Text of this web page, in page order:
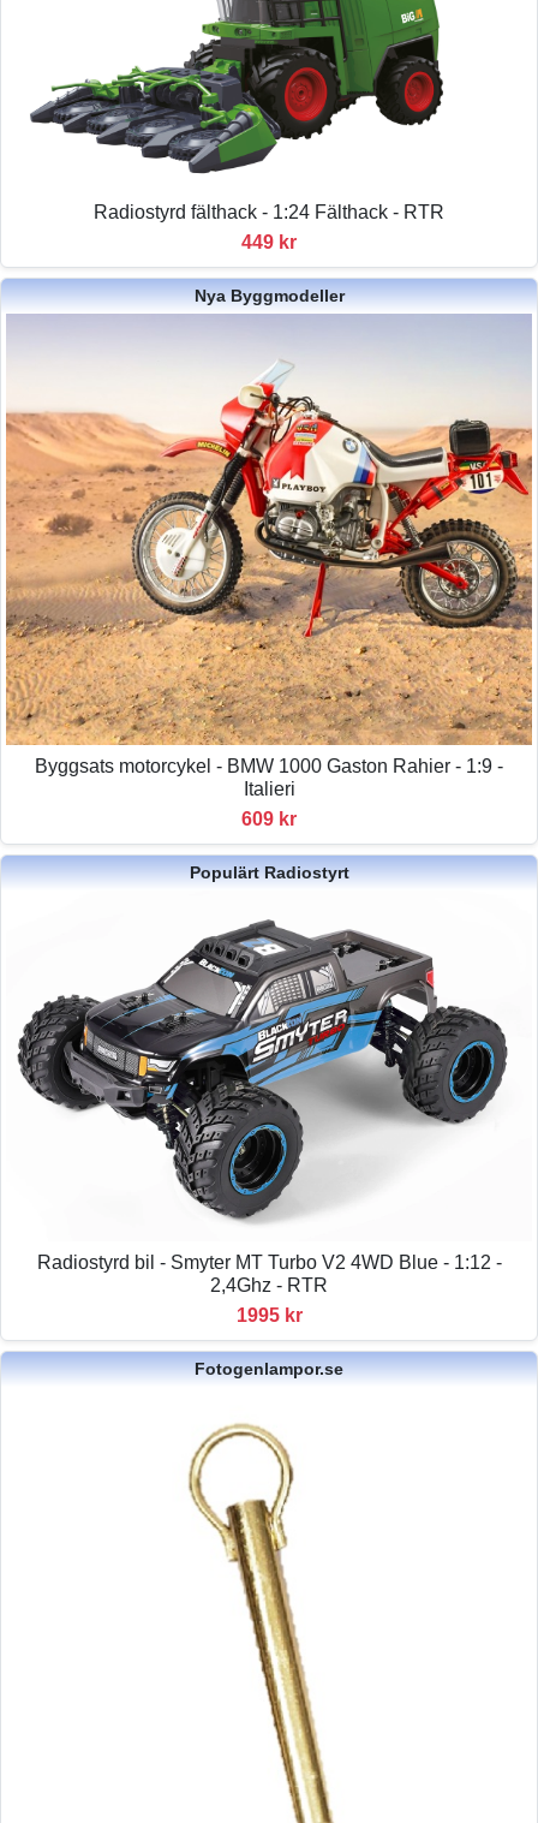
Radiostyrd fälthack - 1:24 Fälthack - RTR
449 kr
Nya Byggmodeller
Byggsats motorcykel - BMW 1000 Gaston Rahier - 1:9 -
Italieri
609 kr
Populärt Radiostyrt
Radiostyrd bil - Smyter MT Turbo V2 4WD Blue - 1:12 -
2,4Ghz - RTR
1995 kr
Fotogenlampor.se